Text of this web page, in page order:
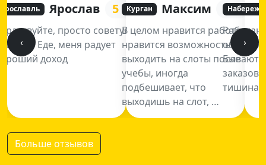
Ярославль Ярослав 5
просто советую
Яндекс Еде, меня радует
доход
Курган Максим 5
В целом нравится работа,
нравится возможность
выходить на слоты после
учебы, иногда
подбешивает, что
выходишь на слот, …
обычно
Бывают
заказов
тишина,
‹ ›
Больше отзывов